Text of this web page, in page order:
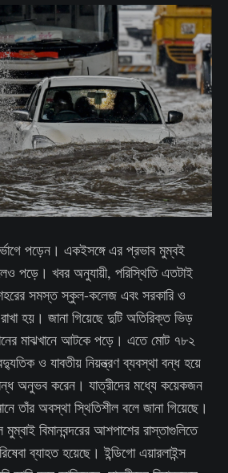
পড়েন। একইসঙ্গে এর প্রভাব মুম্বই
পড়ে। খবর অনুযায়ী, পরিস্থিতি এতটাই
সমস্ত স্কুল-কলেজ এবং সরকারি ও
হয়। জানা গিয়েছে দুটি অতিরিক্ত ভিড়
মাঝখানে আটকে পড়ে। এতে মোট ৭৮২
ও যাবতীয় নিয়ন্ত্রণ ব্যবস্থা বন্ধ হয়ে
অনুভব করেন। যাত্রীদের মধ্যে কয়েকজন
তাঁর অবস্থা স্থিতিশীল বলে জানা গিয়েছে।
বিমানবন্দরের আশপাশের রাস্তাগুলিতে
ব্যাহত হয়েছে। ইন্ডিগো এয়ারলাইন্স